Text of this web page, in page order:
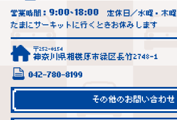
営業時間： 9:00~18:00
定休日／水曜・木曜
たまにサーキットに行くときお休みします
〒252-0154
神奈川県相模原市緑区長竹2748-1
042-780-8199
その他のお問い合わせ